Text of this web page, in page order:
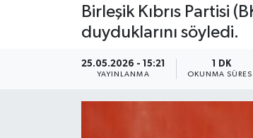
Birleşik Kıbrıs Partisi
duyduklarını söyledi.
25.05.2026 - 15:21
YAYINLANMA
1 DK
OKUNMA SÜRESI